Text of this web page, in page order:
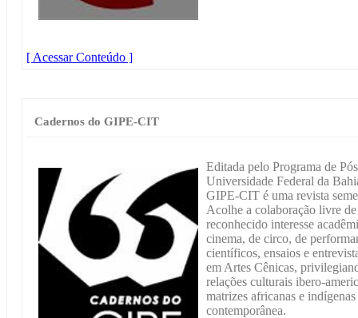
[ Acessar Conteúdo ]
Cadernos do GIPE-CIT
Editada pelo Programa de
Universidade Federal da
GIPE-CIT é uma revista
Acolhe a colaboração livre
reconhecido interesse
cinema, de circo, de
científicos, ensaios e
em Artes Cênicas,
relações culturais ibero-
matrizes africanas e
contemporânea.